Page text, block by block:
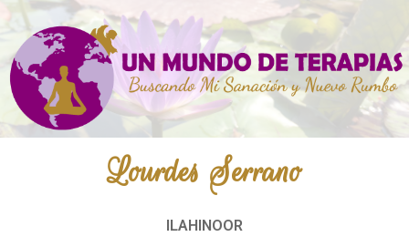
Lourdes Serrano
ILAHINOOR